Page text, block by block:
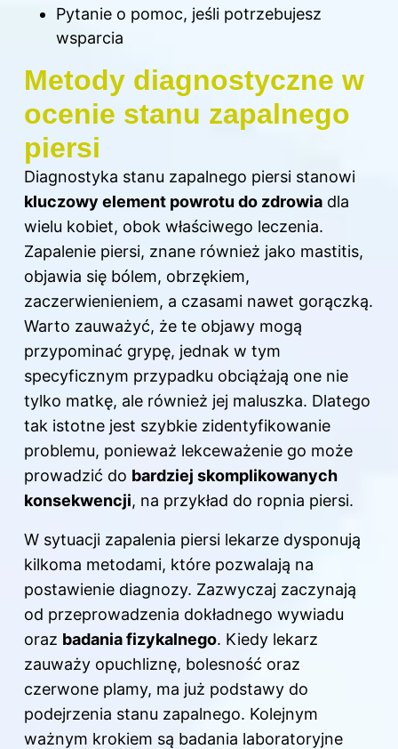
Pytanie o pomoc, jeśli potrzebujesz
wsparcia
Metody diagnostyczne w
ocenie stanu zapalnego
piersi
Diagnostyka stanu zapalnego piersi stanowi
kluczowy element powrotu do zdrowia dla
wielu kobiet, obok właściwego leczenia.
Zapalenie piersi, znane również jako mastitis,
objawia się bólem, obrzękiem,
zaczerwienieniem, a czasami nawet gorączką.
Warto zauważyć, że te objawy mogą
przypominać grypę, jednak w tym
specyficznym przypadku obciążają one nie
tylko matkę, ale również jej maluszka. Dlatego
tak istotne jest szybkie zidentyfikowanie
problemu, ponieważ lekceważenie go może
prowadzić do bardziej skomplikowanych
konsekwencji, na przykład do ropnia piersi.
W sytuacji zapalenia piersi lekarze dysponują
kilkoma metodami, które pozwalają na
postawienie diagnozy. Zazwyczaj zaczynają
od przeprowadzenia dokładnego wywiadu
oraz badania fizykalnego. Kiedy lekarz
zauważy opuchliznę, bolesność oraz
czerwone plamy, ma już podstawy do
podejrzenia stanu zapalnego. Kolejnym
ważnym krokiem są badania laboratoryjne